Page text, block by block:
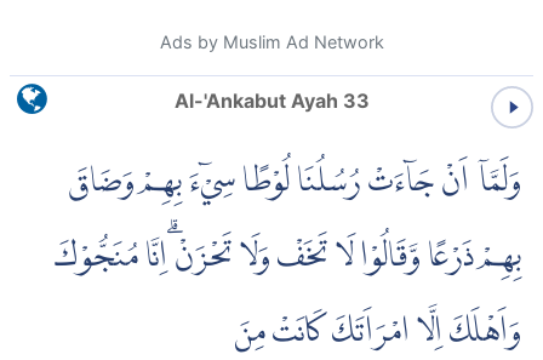
Ads by Muslim Ad Network
Al-'Ankabut Ayah 33
وَلَمَّآ اَنْ جَاۤءَتْ رُسُلُنَا لُوْطًا سِيْۤءَ بِهِمْ وَضَاقَ
بِهِمْ ذَرْعًا وَّقَالُوْا لَا تَخَفْ وَلَا تَحْزَنْ ۗاِنَّا مُنَجُّوْكَ
وَاَهْلَكَ اِلَّا امْرَاَتَكَ كَانَتْ مِنَ